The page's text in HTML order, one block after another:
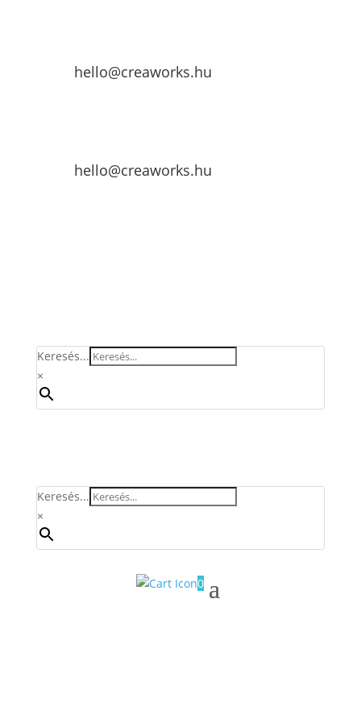
hello@creaworks.hu
hello@creaworks.hu
Keresés...
×
Keresés...
×
0